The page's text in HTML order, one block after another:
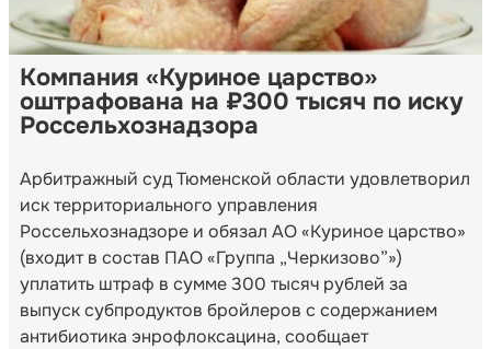
Компания «Куриное царство»
оштрафована на ₽300 тысяч по иску
Россельхознадзора
Арбитражный суд Тюменской области удовлетворил
иск территориального управления
Россельхознадзоре и обязал АО «Куриное царство»
(входит в состав ПАО «Группа „Черкизово”»)
уплатить штраф в сумме 300 тысяч рублей за
выпуск субпродуктов бройлеров с содержанием
антибиотика энрофлоксацина, сообщает